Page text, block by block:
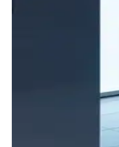
Anche per i mobili da bagno